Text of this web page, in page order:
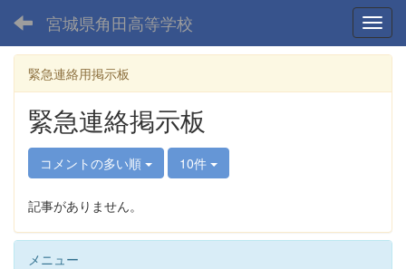
宮城県角田高等学校
緊急連絡用掲示板
緊急連絡掲示板
コメントの多い順 10件
記事がありません。
メニュー